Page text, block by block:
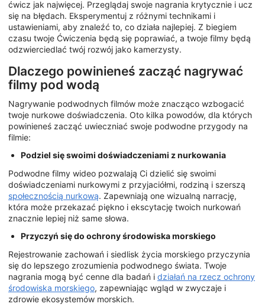
ćwicz jak najwięcej. Przeglądaj swoje nagrania krytycznie i ucz
się na błędach. Eksperymentuj z różnymi technikami i
ustawieniami, aby znaleźć to, co działa najlepiej. Z biegiem
czasu twoje Ćwiczenia będą się poprawiać, a twoje filmy będą
odzwierciedlać twój rozwój jako kamerzysty.
Dlaczego powinieneś zacząć nagrywać
filmy pod wodą
Nagrywanie podwodnych filmów może znacząco wzbogacić
twoje nurkowe doświadczenia. Oto kilka powodów, dla których
powinieneś zacząć uwieczniać swoje podwodne przygody na
filmie:
Podziel się swoimi doświadczeniami z nurkowania
Podwodne filmy wideo pozwalają Ci dzielić się swoimi
doświadczeniami nurkowymi z przyjaciółmi, rodziną i szerszą
społecznością nurkową. Zapewniają one wizualną narrację,
która może przekazać piękno i ekscytację twoich nurkowań
znacznie lepiej niż same słowa.
Przyczyń się do ochrony środowiska morskiego
Rejestrowanie zachowań i siedlisk życia morskiego przyczynia
się do lepszego zrozumienia podwodnego świata. Twoje
nagrania mogą być cenne dla badań i działań na rzecz ochrony
środowiska morskiego, zapewniając wgląd w zwyczaje i
zdrowie ekosystemów morskich.